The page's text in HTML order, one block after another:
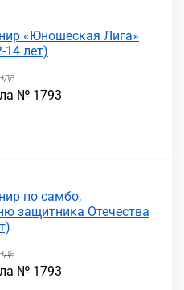
«Юношеская Лига»
14 лет)
№ 1793
по самбо,
защитника Отечества
№ 1793